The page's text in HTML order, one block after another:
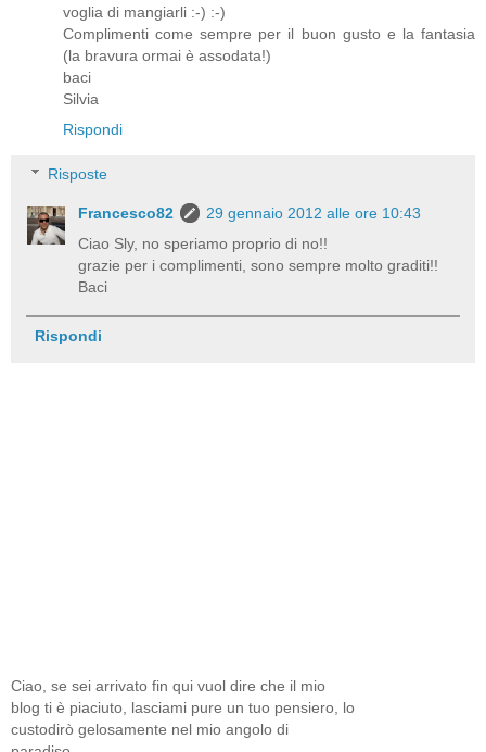
voglia di mangiarli :-) :-)
Complimenti come sempre per il buon gusto e la fantasia
(la bravura ormai è assodata!)
baci
Silvia
Rispondi
Risposte
Francesco82
29 gennaio 2012 alle ore 10:43
Ciao Sly, no speriamo proprio di no!!
grazie per i complimenti, sono sempre molto graditi!!
Baci
Rispondi
Ciao, se sei arrivato fin qui vuol dire che il mio
blog ti è piaciuto, lasciami pure un tuo pensiero, lo
custodirò gelosamente nel mio angolo di